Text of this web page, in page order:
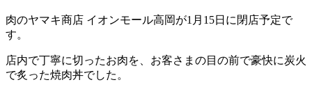
肉のヤマキ商店 イオンモール高岡が1月15日に閉店予定で
す。
店内で丁寧に切ったお肉を、お客さまの目の前で豪快に炭火
で炙った焼肉丼でした。